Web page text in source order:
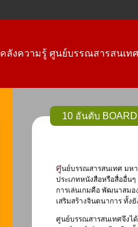
คลังความรู้ ศูนย์บรรณสารสนเท
10 อันดับ
ศูนย์บรรณสารสนเทศ มหาวิทยาลัยหัวเฉียวเฉลิมพระเกียรติ ได้ให้บริการบอร์ดเกมเพิ่มจากทรัพยากรสารสนเทศ
ประเภทหนังสือหรือสื่ออื่นๆ
การเล่นเกมคือ พัฒนาสมอ
เสริมสร้างจินตนาการ ทั้ง
ศูนย์บรรณสารสนเทศจึงไ